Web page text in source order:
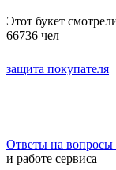
Этот букет
66736 чел
защита покупателя
Ответы на вопросы
и работе сервиса